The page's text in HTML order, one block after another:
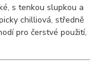
s tenkou slupkou a
chilliová, středně
pro čerstvé použití,